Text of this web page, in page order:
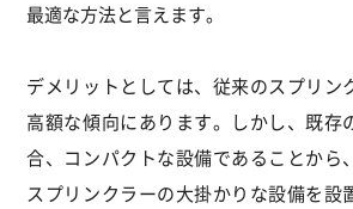
最適な方法と言えます。
デメリットとしては、従来のスプリン
高額な傾向にあります。しかし、既存
合、コンパクトな設備であることから
スプリンクラーの大掛かりな設備を設